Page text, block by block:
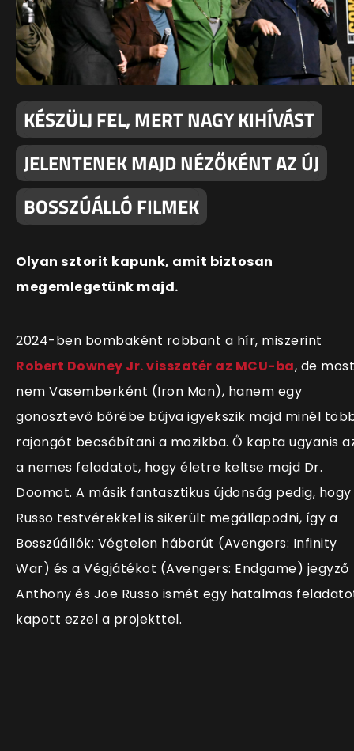
KÉSZÜLJ FEL, MERT NAGY KIHÍVÁST
JELENTENEK MAJD NÉZŐKÉNT AZ ÚJ
BOSSZÚÁLLÓ FILMEK
Olyan sztorit kapunk, amit biztosan
megemlegetünk majd.
2024-ben bombaként robbant a hír, miszerint
Robert Downey Jr. visszatér az MCU-ba, de most
nem Vasemberként (Iron Man), hanem egy
gonosztevő bőrébe bújva igyekszik majd minél
rajongót becsábítani a mozikba. Ő kapta ugyanis
a nemes feladatot, hogy életre keltse majd Dr.
Doomot. A másik fantasztikus újdonság pedig,
Russo testvérekkel is sikerült megállapodni, így a
Bosszúállók: Végtelen háborút (Avengers: Infinity
War) és a Végjátékot (Avengers: Endgame) jegyző
Anthony és Joe Russo ismét egy hatalmas
kapott ezzel a projekttel.